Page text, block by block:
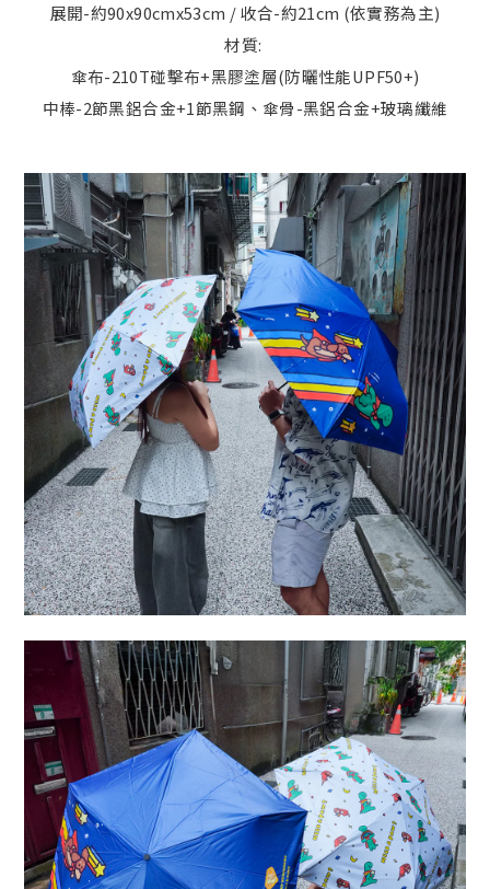
展開-約90x90cmx53cm / 收合-約21cm (依實務為主)
材質:
傘布-210T碰擊布+黑膠塗層(防曬性能UPF50+)
中棒-2節黑鋁合金+1節黑鋼、傘骨-黑鋁合金+玻璃纖維